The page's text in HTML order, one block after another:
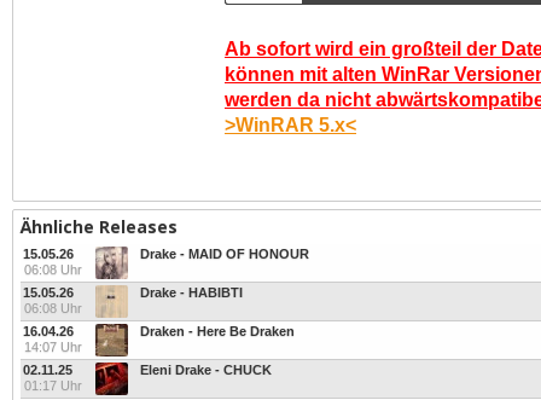
Ab sofort wird ein großteil der
können mit alten WinRar
werden da nicht
>WinRAR 5.x<
Ähnliche Releases
15.05.26
06:08 Uhr
Drake - MAID OF HONOUR
15.05.26
06:08 Uhr
Drake - HABIBTI
16.04.26
14:07 Uhr
Draken - Here Be Draken
02.11.25
01:17 Uhr
Eleni Drake - CHUCK